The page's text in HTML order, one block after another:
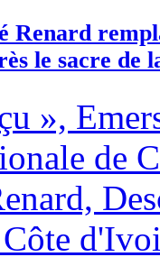
le sacre de
»,
de